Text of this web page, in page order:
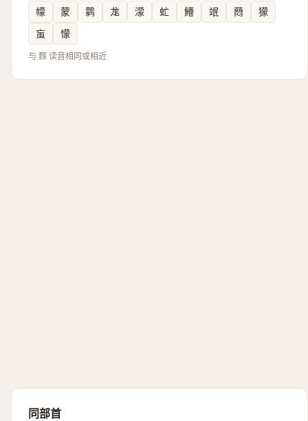
幪 蒙 鹲 尨 濛 虻 䲛 䇇 蕄
獴
䖟
懞
与 䴿 读音相同或相近
同部首